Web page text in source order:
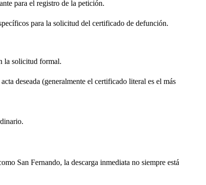
para el registro de la petición.
para la solicitud del certificado de defunción.
la solicitud formal.
deseada (generalmente el certificado literal es el más
San Fernando, la descarga inmediata no siempre está